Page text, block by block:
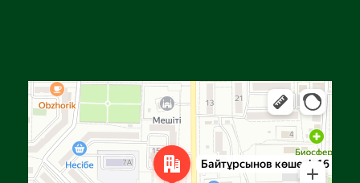
Яндекс Карталар — көлік, навигация, орындарды іздеу